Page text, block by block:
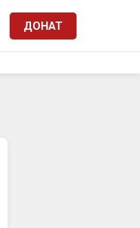
ДОНАТ